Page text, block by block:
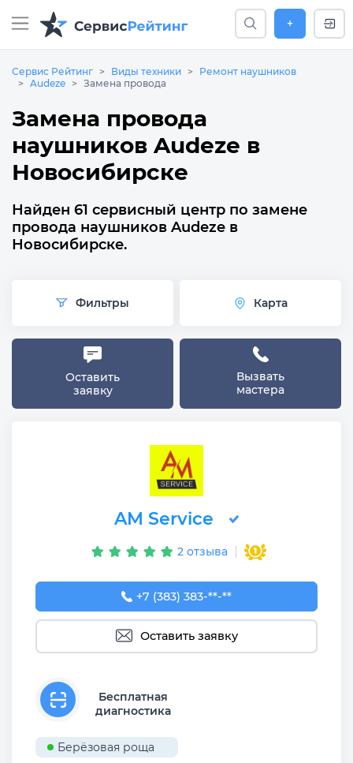
+
Сервис Рейтинг Виды техники
Ремонт наушников
Audeze
Замена провода
Замена провода
наушников Audeze в
Новосибирске
Найден 61 сервисный центр по замене
провода наушников Audeze в
Новосибирске.
Фильтры Карта
Оставить
заявку
Вызвать
мастера
AM Service
2 отзыва
+7 (383) 383-65-03
+7 (383) 383-**-**
Оставить заявку
Бесплатная
диагностика
Берёзовая роща